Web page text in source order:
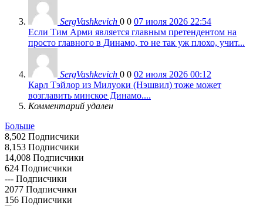
SergVashkevich 0 0 07 июля 2026 22:54
Если Тим Арми является главным претендентом на
просто главного в Динамо, то не так уж плохо, учит...
SergVashkevich 0 0 02 июля 2026 00:12
Карл Тэйлор из Милуоки (Нэшвил) тоже может
возглавить минское Динамо....
Комментарий удален
Больше
8,502 Подписчики
8,153 Подписчики
14,008 Подписчики
624 Подписчики
--- Подписчики
2077 Подписчики
156 Подписчики